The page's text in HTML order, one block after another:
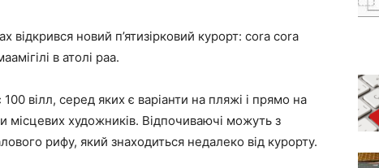
новий п’ятизірковий курорт: cora cora
в атолі раа.
вілл, серед яких є варіанти на пляжі і прямо на
місцевих художників. Відпочиваючі можуть з
рифу, який знаходиться недалеко від курорту.